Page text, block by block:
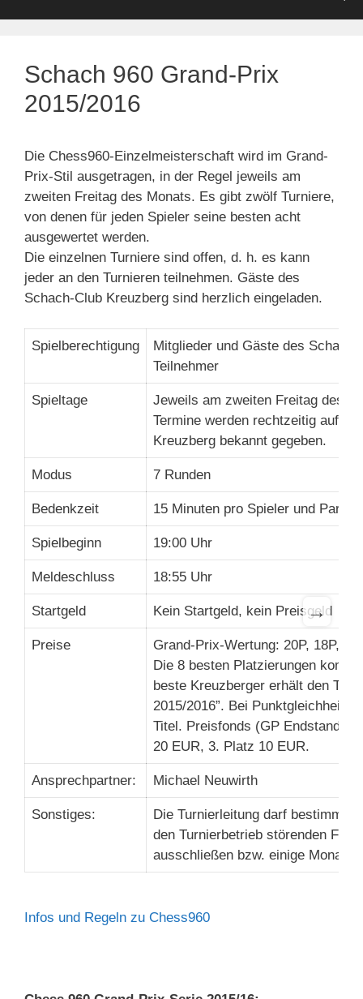
Schach 960 Grand-Prix
2015/2016
Die Chess960-Einzelmeisterschaft wird im Grand-
Prix-Stil ausgetragen, in der Regel jeweils am
zweiten Freitag des Monats. Es gibt zwölf Turniere,
von denen für jeden Spieler seine besten acht
ausgewertet werden.
Die einzelnen Turniere sind offen, d. h. es kann
jeder an den Turnieren teilnehmen. Gäste des
Schach-Club Kreuzberg sind herzlich eingeladen.
Spielberechtigung
Mitglieder und Gäste des
Teilnehmer
Spieltage
Jeweils am zweiten Freitag des
Termine werden rechtzeitig auf
Kreuzberg bekannt gegeben.
Modus 7 Runden
Bedenkzeit 15 Minuten pro Spieler und Partie
Spielbeginn 19:00 Uhr
Meldeschluss 18:55 Uhr
Startgeld Kein Startgeld, kein Preisgeld
Preise
Grand-Prix-Wertung: 20P, 18P,
Die 8 besten Platzierungen
beste Kreuzberger erhält den
2015/2016”. Bei Punktgleichheit
Titel. Preisfonds (GP Endstand):
20 EUR, 3. Platz 10 EUR.
Ansprechpartner: Michael Neuwirth
Sonstiges:
Die Turnierleitung darf bestimmte
den Turnierbetrieb störenden
ausschließen bzw. einige Monate
→
Infos und Regeln zu Chess960